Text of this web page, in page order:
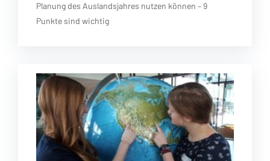
Planung des Auslandsjahres nutzen können – 9
Punkte sind wichtig